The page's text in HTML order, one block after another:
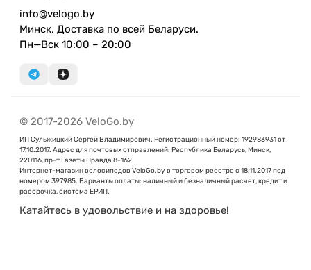
info@velogo.by
Минск, Доставка по всей Беларуси.
Пн—Вск 10:00 – 20:00
© 2017-2026 VeloGo.by
ИП Сульжицкий Сергей Владимирович. Регистрационный номер: 192983931 от
17.10.2017. Адрес для почтовых отправлений: Республика Беларусь, Минск,
220116, пр-т Газеты Правда 8-162.
Интернет-магазин велосипедов VeloGo.by в торговом реестре с 18.11.2017 под
номером 397985. Варианты оплаты: наличный и безналичный расчет, кредит и
рассрочка, система ЕРИП.
Катайтесь в удовольствие и на здоровье!